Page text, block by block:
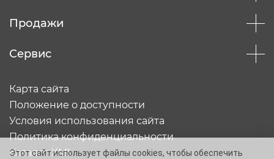
Продажи
Сервис
Карта сайта
Положение о доступности
Условия использования сайта
Политика конфиденциальности
Каталог XML
Этот сайт использует файлы cookies, чтобы обеспечить